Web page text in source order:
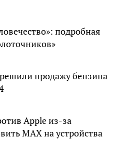
подробная
продажу бензина
Apple из-за
MAX на устройства